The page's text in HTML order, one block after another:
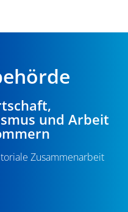
und Arbeit
Zusammenarbeit